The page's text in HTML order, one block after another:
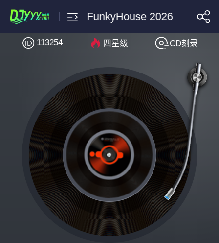
搜索
Hushmoney Wanna Be A
113254 四星级 CD刻录